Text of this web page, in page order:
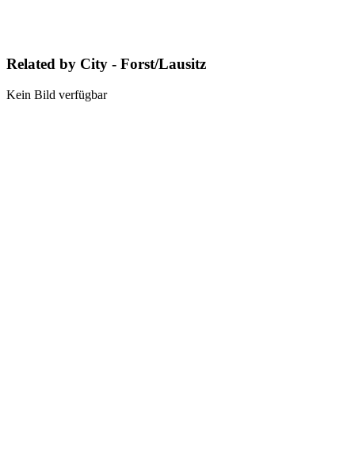
Related by City - Forst/Lausitz
Kein Bild verfügbar